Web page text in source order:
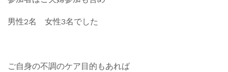
男性2名 女性3名でした
ご自身の不調のケア目的もあれば